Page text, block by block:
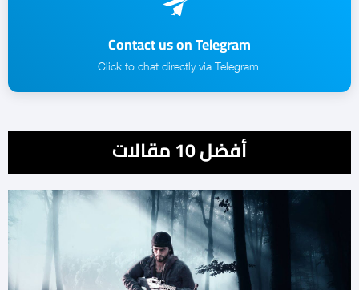
Contact us on Telegram
.Click to chat directly via Telegram
أفضل 10 مقالات